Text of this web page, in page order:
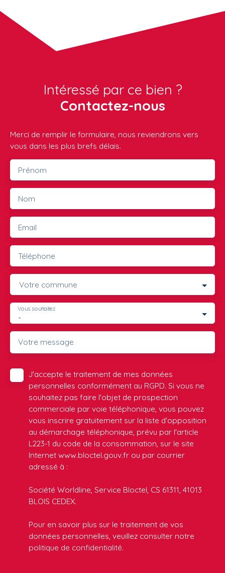
Intéressé par ce bien ?
Contactez-nous
Merci de remplir le formulaire, nous reviendrons vers
vous dans les plus brefs délais.
Prénom
Nom
Email
Téléphone
Votre commune
-
Vous souhaitez
Votre message
J'accepte le traitement de mes données
personnelles conformément au RGPD. Si vous ne
souhaitez pas faire l'objet de prospection
commerciale par voie téléphonique, vous pouvez
vous inscrire gratuitement sur la liste d'opposition
au démarchage téléphonique, prévu par l'article
L223-1 du code de la consommation, sur le site
Internet www.bloctel.gouv.fr ou par courrier
adressé à :
Société Worldline, Service Bloctel, CS 61311, 41013
BLOIS CEDEX.
Pour en savoir plus sur le traitement de vos
données personnelles, veuillez consulter notre
politique de confidentialité.